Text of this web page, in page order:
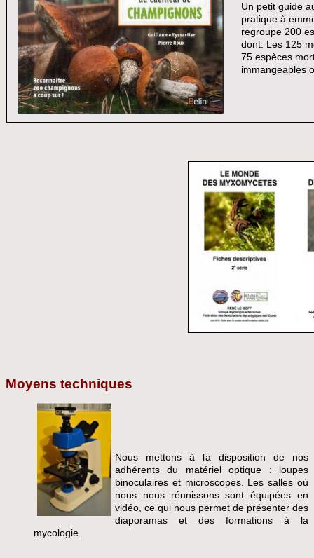
Un petit guide
pratique à
regroupe 200
dont: Les 125
75 espèces
immangeables
Moyens techniques
Nous mettons à la disposition de nos
adhérents du matériel optique : loupes
binoculaires et microscopes. Les salles où
nous nous réunissons sont équipées en
vidéo, ce qui nous permet de présenter des
diaporamas et des formations à la
mycologie.